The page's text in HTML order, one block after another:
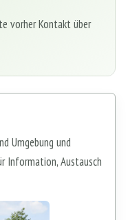
vorher Kontakt über
Umgebung und
Information, Austausch